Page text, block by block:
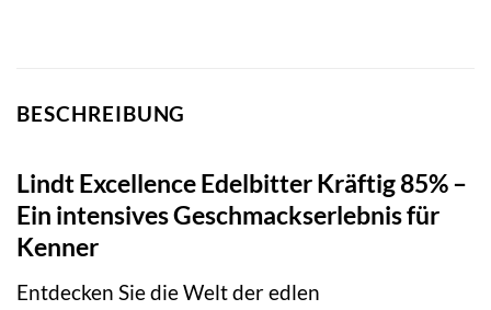
BESCHREIBUNG
Lindt Excellence Edelbitter Kräftig 85% –
Ein intensives Geschmackserlebnis für
Kenner
Entdecken Sie die Welt der edlen